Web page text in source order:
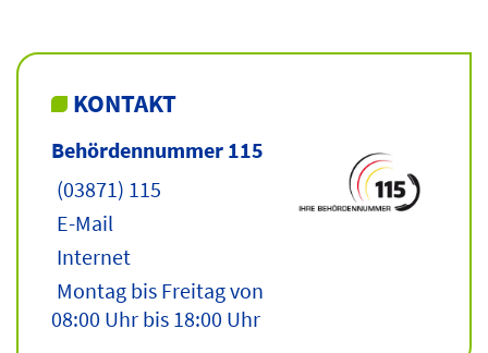
KONTAKT
Behördennummer 115
(03871) 115
E-Mail
Internet
Montag bis Freitag von
08:00 Uhr bis 18:00 Uhr